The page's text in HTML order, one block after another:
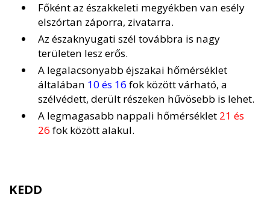
Főként az északkeleti megyékben van esély
elszórtan záporra, zivatarra.
Az északnyugati szél továbbra is nagy
területen lesz erős.
A legalacsonyabb éjszakai hőmérséklet
általában 10 és 16 fok között várható, a
szélvédett, derült részeken hűvösebb is lehet.
A legmagasabb nappali hőmérséklet 21 és
26 fok között alakul.
KEDD